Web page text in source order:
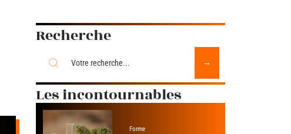
Recherche
Les incontournables
Forme